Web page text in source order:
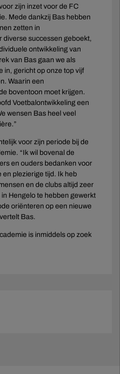
zijn inzet voor de FC
Mede dankzij Bas hebben
zetten in
diverse successen geboekt,
ontwikkeling van
van Bas gaan we als
in, gericht op onze top vijf
Waarin een
boventoon moet krijgen.
Voetbalontwikkeling een
wensen Bas heel veel
voor zijn periode bij de
“Ik wil bovenal de
en ouders bedanken voor
plezierige tijd. Ik heb
en de clubs altijd zeer
Hengelo te hebben gewerkt
oriënteren op een nieuwe
Bas.
is inmiddels op zoek